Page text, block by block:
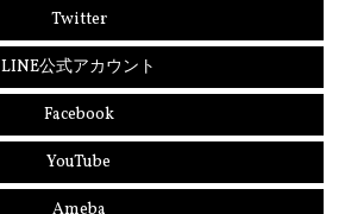
Twitter
LINE公式アカウント
Facebook
YouTube